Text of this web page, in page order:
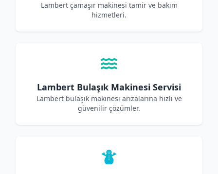
Lambert çamaşır makinesi tamir ve bakım
hizmetleri.
Lambert Bulaşık Makinesi Servisi
Lambert bulaşık makinesi arızalarına hızlı ve
güvenilir çözümler.